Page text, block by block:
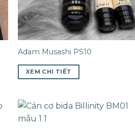
Adam Musashi PS10
XEM CHI TIẾT